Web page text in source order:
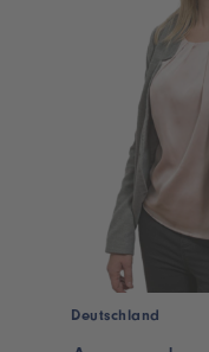
Deutschland